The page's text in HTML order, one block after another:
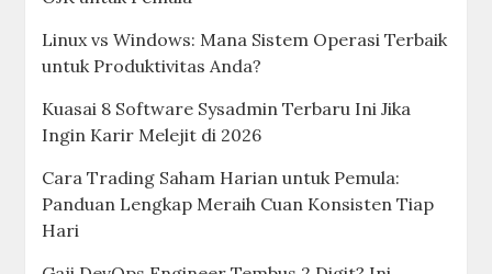
Linux vs Windows: Mana Sistem Operasi Terbaik
untuk Produktivitas Anda?
Kuasai 8 Software Sysadmin Terbaru Ini Jika
Ingin Karir Melejit di 2026
Cara Trading Saham Harian untuk Pemula:
Panduan Lengkap Meraih Cuan Konsisten Tiap
Hari